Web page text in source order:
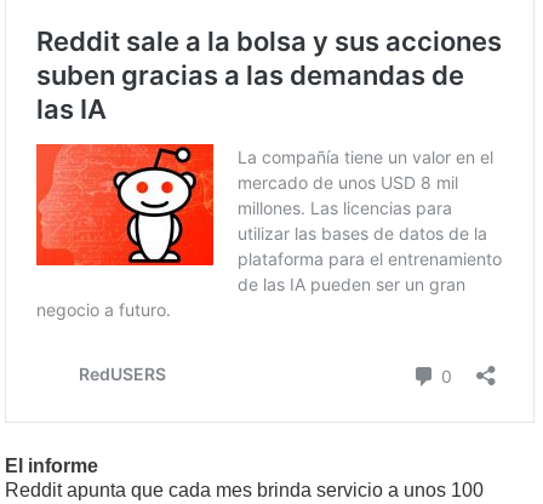
El informe
Reddit apunta que cada mes brinda servicio a unos 100